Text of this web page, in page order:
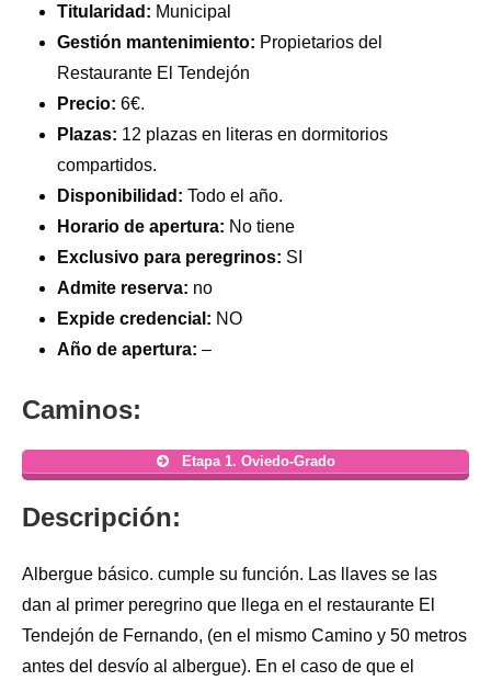
Titularidad: Municipal
Gestión mantenimiento: Propietarios del
Restaurante El Tendejón
Precio: 6€.
Plazas: 12 plazas en literas en dormitorios
compartidos.
Disponibilidad: Todo el año.
Horario de apertura: No tiene
Exclusivo para peregrinos: SI
Admite reserva: no
Expide credencial: NO
Año de apertura: –
Caminos:
Etapa 1. Oviedo-Grado
Descripción:
Albergue básico. cumple su función. Las llaves se las
dan al primer peregrino que llega en el restaurante El
Tendejón de Fernando, (en el mismo Camino y 50 metros
antes del desvío al albergue). En el caso de que el